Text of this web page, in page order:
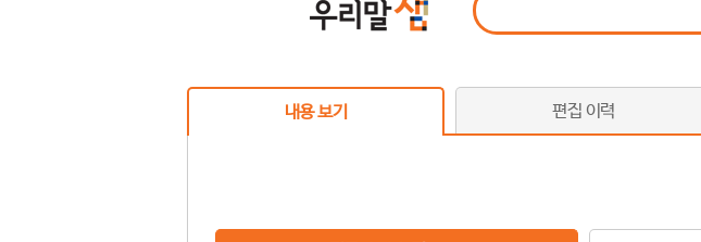
내용 보기 편집 이력